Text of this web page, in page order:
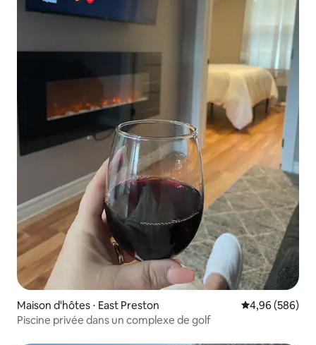
Maison d'hôtes ⋅ East Preston Évaluation
4,96 (586)
Piscine privée dans un complexe de golf